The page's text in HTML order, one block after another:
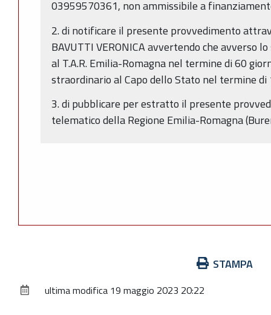
03959570361, non ammissibile a
2. di notificare il presente provvedimento
BAVUTTI VERONICA avvertendo che avverso
al T.A.R. Emilia-Romagna nel termine di 60
straordinario al Capo dello Stato nel termine di
3. di pubblicare per estratto il presente
telematico della Regione Emilia-Romagna
documento
STAMPA
ultima modifica 19 maggio 2023 20:22